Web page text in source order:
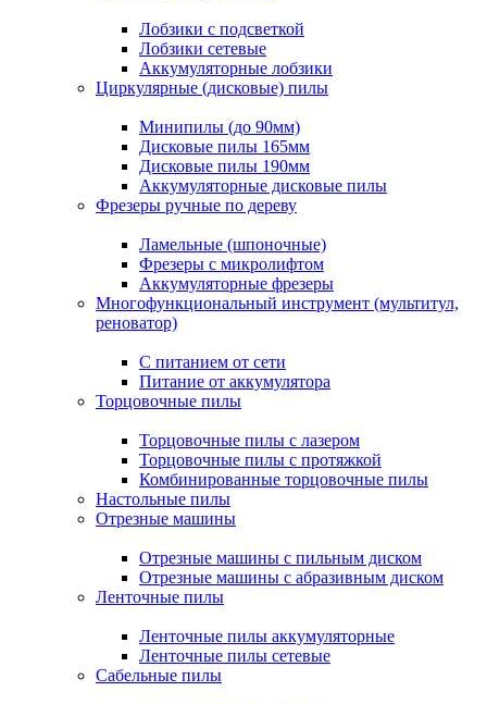
Лобзики с подсветкой
Лобзики сетевые
Аккумуляторные лобзики
Циркулярные (дисковые) пилы
Минипилы (до 90мм)
Дисковые пилы 165мм
Дисковые пилы 190мм
Аккумуляторные дисковые пилы
Фрезеры ручные по дереву
Ламельные (шпоночные)
Фрезеры с микролифтом
Аккумуляторные фрезеры
Многофункциональный инструмент (мультитул,
реноватор)
С питанием от сети
Питание от аккумулятора
Торцовочные пилы
Торцовочные пилы с лазером
Торцовочные пилы с протяжкой
Комбинированные торцовочные пилы
Настольные пилы
Отрезные машины
Отрезные машины с пильным диском
Отрезные машины с абразивным диском
Ленточные пилы
Ленточные пилы аккумуляторные
Ленточные пилы сетевые
Сабельные пилы